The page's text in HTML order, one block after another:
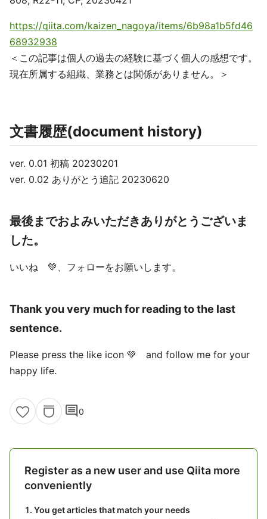
https://qiita.com/kaizen_nagoya/items/6b98a1b5fd46
68932938
＜この記事は個人の過去の経験に基づく個人の感想です。
現在所属する組織、業務とは関係がありません。＞
文書履歴(document history)
ver. 0.01 初稿 20230201
ver. 0.02 ありがとう追記 20230620
最後までおよみいただきありがとうございま
した。
いいね 💚、フォローをお願いします。
Thank you very much for reading to the last
sentence.
Please press the like icon 💚 and follow me for your
happy life.
comment0
Register as a new user and use Qiita more
conveniently
You get articles that match your needs